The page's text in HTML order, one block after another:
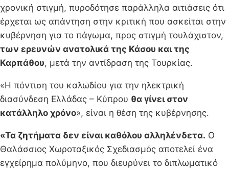
χρονική στιγμή, πυροδότησε παράλληλα αιτιάσεις ότι
έρχεται ως απάντηση στην κριτική που ασκείται στην
κυβέρνηση για το πάγωμα, προς στιγμή τουλάχιστον,
των ερευνών ανατολικά της Κάσου και της
Καρπάθου, μετά την αντίδραση της Τουρκίας.
«Η πόντιση του καλωδίου για την ηλεκτρική
διασύνδεση Ελλάδας – Κύπρου θα γίνει στον
κατάλληλο χρόνο», είναι η θέση της κυβέρνησης.
«Τα ζητήματα δεν είναι καθόλου αλληλένδετα. Ο
Θαλάσσιος Χωροταξικός Σχεδιασμός αποτελεί ένα
εγχείρημα πολύμηνο, που διευρύνει το διπλωματικό